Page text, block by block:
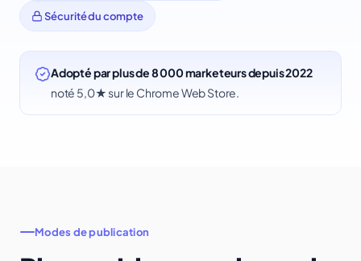
Sécurité du compte
Adopté par plus de 8 000 marketeurs depuis 2022
noté 5,0★ sur le Chrome Web Store.
Modes de publication